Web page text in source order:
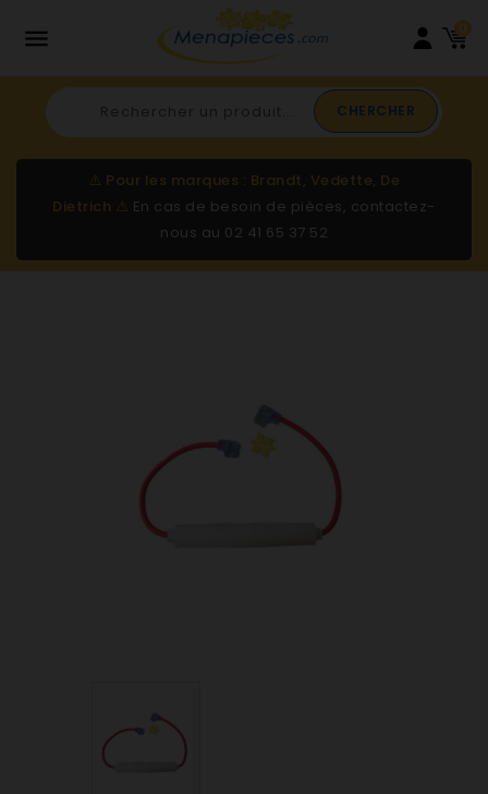
 0
CHERCHER
⚠️ Pour les marques : Brandt, Vedette, De
Dietrich ⚠️ En cas de besoin de pièces, contactez-
nous au 02 41 65 37 52